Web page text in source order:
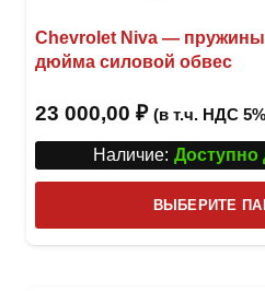
Chevrolet Niva —
дюйма силовой обвес
23 000,00 ₽ (в т.ч. НДС
Наличие: Доступно
ВЫБЕРИТЕ